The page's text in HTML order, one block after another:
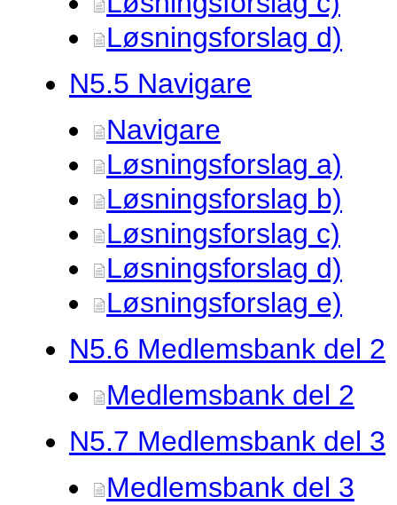
Løsningsforslag d)
N5.5 Navigare
Navigare
Løsningsforslag a)
Løsningsforslag b)
Løsningsforslag c)
Løsningsforslag d)
Løsningsforslag e)
N5.6 Medlemsbank del 2
Medlemsbank del 2
N5.7 Medlemsbank del 3
Medlemsbank del 3